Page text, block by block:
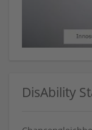
DisAbility